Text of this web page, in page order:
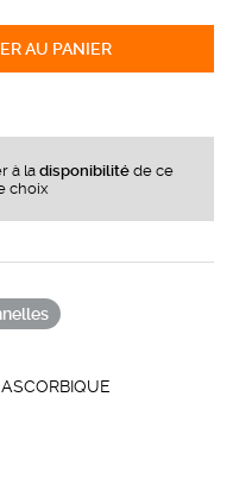
AU PANIER
à la disponibilité de ce
choix